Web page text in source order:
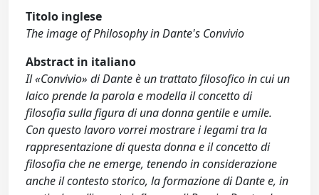
Titolo inglese
The image of Philosophy in Dante's Convivio
Abstract in italiano
Il «Convivio» di Dante è un trattato filosofico in cui un
laico prende la parola e modella il concetto di
filosofia sulla figura di una donna gentile e umile.
Con questo lavoro vorrei mostrare i legami tra la
rappresentazione di questa donna e il concetto di
filosofia che ne emerge, tenendo in considerazione
anche il contesto storico, la formazione di Dante e, in